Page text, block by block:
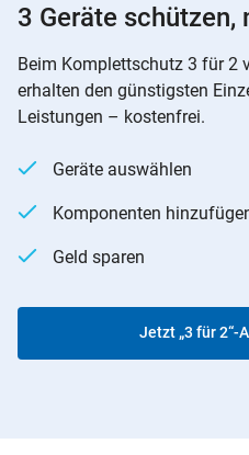
3 Geräte schützen,
Beim Komplettschutz 3 für 2
erhalten den günstigsten
Leistungen – kostenfrei.
Geräte auswählen
Komponenten
Geld sparen
Jetzt „3 für 2“-